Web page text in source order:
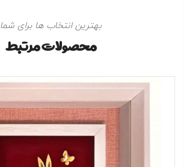
بهترین انتخاب ها برای شما
محصولات مرتبط